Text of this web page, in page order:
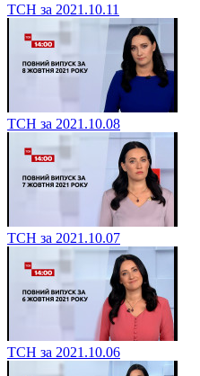
ТСН за 2021.10.11
ТСН за 2021.10.08
ТСН за 2021.10.07
ТСН за 2021.10.06